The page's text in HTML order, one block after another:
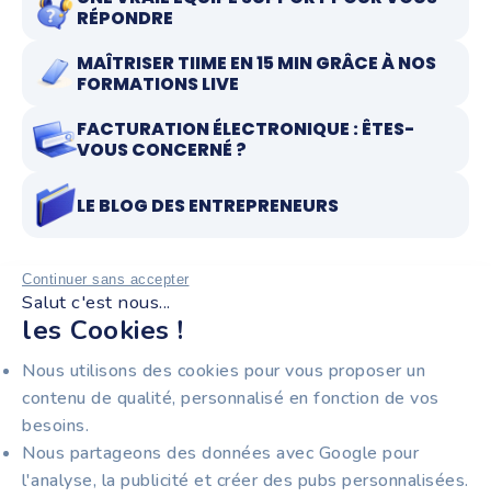
Continuer sans accepter
Salut c'est nous...
les Cookies !
Nous utilisons des cookies pour vous proposer un
contenu de qualité, personnalisé en fonction de vos
besoins.
Nous partageons des données avec Google pour
l'analyse, la publicité et créer des pubs personnalisées.
RÉPONDRE
MAÎTRISER TIIME EN 15 MIN GRÂCE À NOS
FORMATIONS LIVE
FACTURATION ÉLECTRONIQUE : ÊTES-
VOUS CONCERNÉ ?
LE BLOG DES ENTREPRENEURS
RESTEZ INFORMÉS !
facturation électronique, nouveautés produit et
astuces pour gagner du temps au quotidien.